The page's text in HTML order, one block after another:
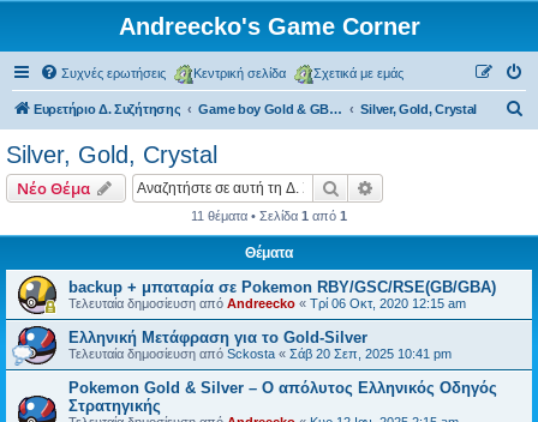
Andreecko's Game Corner
Συχνές ερωτήσεις Κεντρική σελίδα Σχετικά με εμάς
Ευρετήριο Δ. Συζήτησης Game boy Gold & GB Color Silver, Gold, Crystal
Silver, Gold, Crystal
Νέο Θέμα Αναζήτηση
11 θέματα • Σελίδα 1 από 1
Θέματα
backup + μπαταρία σε Pokemon RBY/GSC/RSE(GB/GBA)
Τελευταία δημοσίευση από Andreecko « Τρί 06 Οκτ, 2020 12:15 am
Ελληνική Μετάφραση για το Gold-Silver
Τελευταία δημοσίευση από Sckosta « Σάβ 20 Σεπ, 2025 10:41 pm
Pokemon Gold & Silver – Ο απόλυτος Ελληνικός Οδηγός
Στρατηγικής